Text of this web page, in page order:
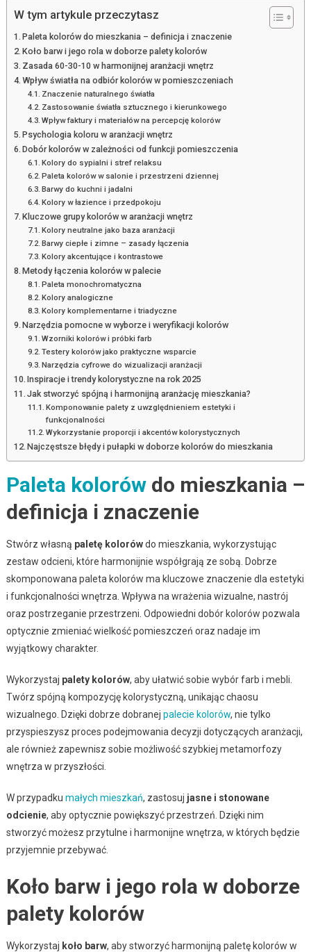
W tym artykule przeczytasz
Paleta kolorów do mieszkania – definicja i znaczenie
Koło barw i jego rola w doborze palety kolorów
Zasada 60-30-10 w harmonijnej aranżacji wnętrz
Wpływ światła na odbiór kolorów w pomieszczeniach
Znaczenie naturalnego światła
Zastosowanie światła sztucznego i kierunkowego
Wpływ faktury i materiałów na percepcję kolorów
Psychologia koloru w aranżacji wnętrz
Dobór kolorów w zależności od funkcji pomieszczenia
Kolory do sypialni i stref relaksu
Paleta kolorów w salonie i przestrzeni dziennej
Barwy do kuchni i jadalni
Kolory w łazience i przedpokoju
Kluczowe grupy kolorów w aranżacji wnętrz
Kolory neutralne jako baza aranżacji
Barwy ciepłe i zimne – zasady łączenia
Kolory akcentujące i kontrastowe
Metody łączenia kolorów w palecie
Paleta monochromatyczna
Kolory analogiczne
Kolory komplementarne i triadyczne
Narzędzia pomocne w wyborze i weryfikacji kolorów
Wzorniki kolorów i próbki farb
Testery kolorów jako praktyczne wsparcie
Narzędzia cyfrowe do wizualizacji aranżacji
Inspiracje i trendy kolorystyczne na rok 2025
Jak stworzyć spójną i harmonijną aranżację mieszkania?
Komponowanie palety z uwzględnieniem estetyki i
funkcjonalności
Wykorzystanie proporcji i akcentów kolorystycznych
Najczęstsze błędy i pułapki w doborze kolorów do mieszkania
Paleta kolorówdo mieszkania –
definicja i znaczenie
Stwórz własną paletę kolorówdo mieszkania, wykorzystując
zestaw odcieni, które harmonijnie współgrają ze sobą. Dobrze
skomponowana paleta kolorów ma kluczowe znaczenie dla estetyki
i funkcjonalności wnętrza. Wpływa na wrażenia wizualne, nastrój
oraz postrzeganie przestrzeni. Odpowiedni dobór kolorów pozwala
optycznie zmieniać wielkość pomieszczeń oraz nadaje im
wyjątkowy charakter.
Wykorzystaj palety kolorów, aby ułatwić sobie wybór farb i mebli.
Twórz spójną kompozycję kolorystyczną, unikając chaosu
wizualnego. Dzięki dobrze dobranej palecie kolorów, nie tylko
przyspieszysz proces podejmowania decyzji dotyczących aranżacji,
ale również zapewnisz sobie możliwość szybkiej metamorfozy
wnętrza w przyszłości.
W przypadku małych mieszkań, zastosuj jasne i stonowane
odcienie, aby optycznie powiększyć przestrzeń. Dzięki nim
stworzyć możesz przytulne i harmonijne wnętrza, w których będzie
przyjemnie przebywać.
Koło barw i jego rola w doborze
palety kolorów
Wykorzystaj koło barw, aby stworzyć harmonijną paletę kolorów w